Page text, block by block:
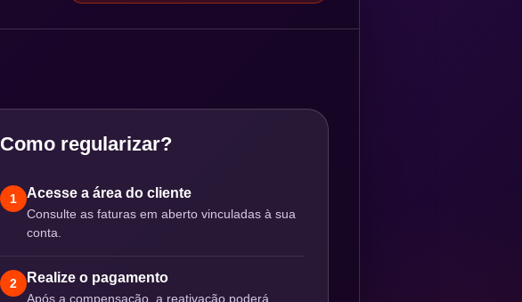
Como regularizar?
1 Acesse a área do cliente
Consulte as faturas em aberto vinculadas à sua
conta.
2 Realize o pagamento
Após a compensação, a reativação poderá